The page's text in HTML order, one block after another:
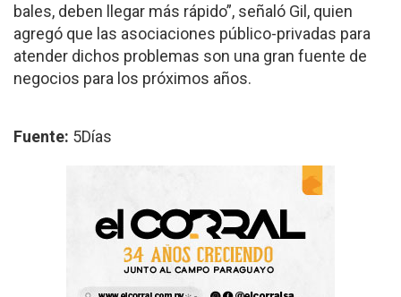
bales, deben llegar más rápido”, señaló Gil, quien
agregó que las asociacio­nes público-privadas para
atender dichos problemas son una gran fuente de
negocios para los próxi­mos años.
Fuente: 5Días